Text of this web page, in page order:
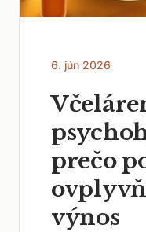
6. jún 2026
prečo
výnos